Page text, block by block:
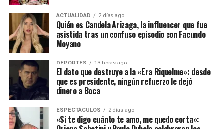
ACTUALIDAD 2 días ago
Quién es Candela Arizaga, la influencer que fue
asistida tras un confuso episodio con Facundo
Moyano
DEPORTES 13 horas ago
El dato que destruye a la «Era Riquelme»: desde
que es presidente, ningún refuerzo le dejó
dinero a Boca
ESPECTÁCULOS 2 días ago
«Si te digo cuánto te amo, me quedo corta»: